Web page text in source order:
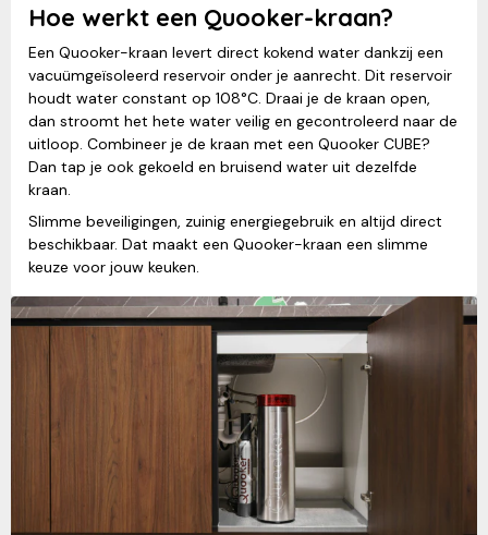
Hoe werkt een Quooker-kraan?
Een Quooker-kraan levert direct kokend water dankzij een
vacuümgeïsoleerd reservoir onder je aanrecht. Dit reservoir
houdt water constant op 108°C. Draai je de kraan open,
dan stroomt het hete water veilig en gecontroleerd naar de
uitloop. Combineer je de kraan met een Quooker CUBE?
Dan tap je ook gekoeld en bruisend water uit dezelfde
kraan.
Slimme beveiligingen, zuinig energiegebruik en altijd direct
beschikbaar. Dat maakt een Quooker-kraan een slimme
keuze voor jouw keuken.